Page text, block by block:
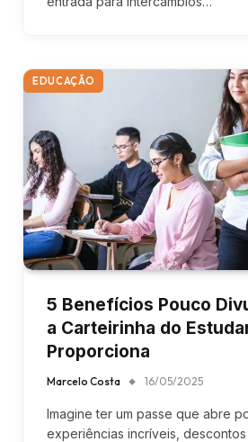
EDUCAÇÃO
5 Benefícios Pouco
a Carteirinha do
Proporciona
Marcelo Costa 16/05/2025
Imagine ter um passe que abre
experiências incríveis,